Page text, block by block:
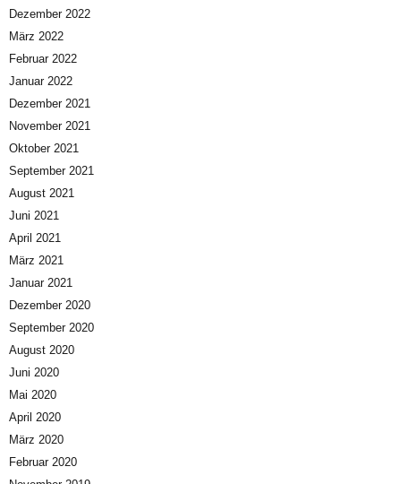
Dezember 2022
März 2022
Februar 2022
Januar 2022
Dezember 2021
November 2021
Oktober 2021
September 2021
August 2021
Juni 2021
April 2021
März 2021
Januar 2021
Dezember 2020
September 2020
August 2020
Juni 2020
Mai 2020
April 2020
März 2020
Februar 2020